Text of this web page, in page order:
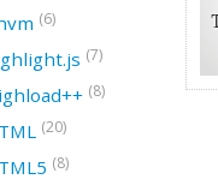
(6)
(7)
(8)
(20)
(8)